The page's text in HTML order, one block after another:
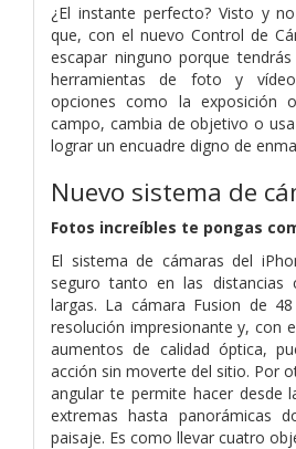
¿El instante perfecto? Visto y
que, con el nuevo Control de
escapar ninguno porque
herramientas de foto y
opciones como la exposición
campo, cambia de objetivo o
lograr un encuadre digno de
Nuevo sistema de
Fotos increíbles te pongas
El sistema de cámaras del
seguro tanto en las distancias
largas. La cámara Fusion de
resolución impresionante y, con
aumentos de calidad óptica,
acción sin moverte del sitio. Por
angular te permite hacer desde
extremas hasta panorámicas
paisaje. Es como llevar cuatro